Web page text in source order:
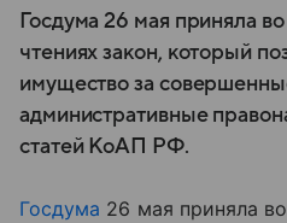
Госдума 26 мая приняла
чтениях закон, который
имущество за
административные
статей КоАП РФ.
Госдума 26 мая приняла